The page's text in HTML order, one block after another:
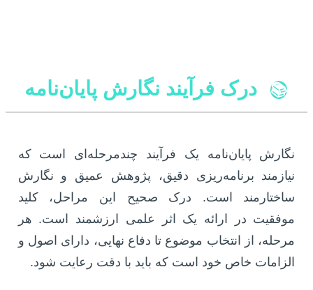
📚 درک فرآیند نگارش پایان‌نامه
نگارش پایان‌نامه یک فرآیند چندمرحله‌ای است که
نیازمند برنامه‌ریزی دقیق، پژوهش عمیق و نگارش
ساختارمند است. درک صحیح این مراحل، کلید
موفقیت در ارائه یک اثر علمی ارزشمند است. هر
مرحله، از انتخاب موضوع تا دفاع نهایی، دارای اصول و
الزامات خاص خود است که باید با دقت رعایت شود.